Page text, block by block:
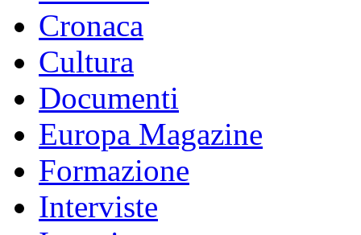
Cronaca
Cultura
Documenti
Europa Magazine
Formazione
Interviste